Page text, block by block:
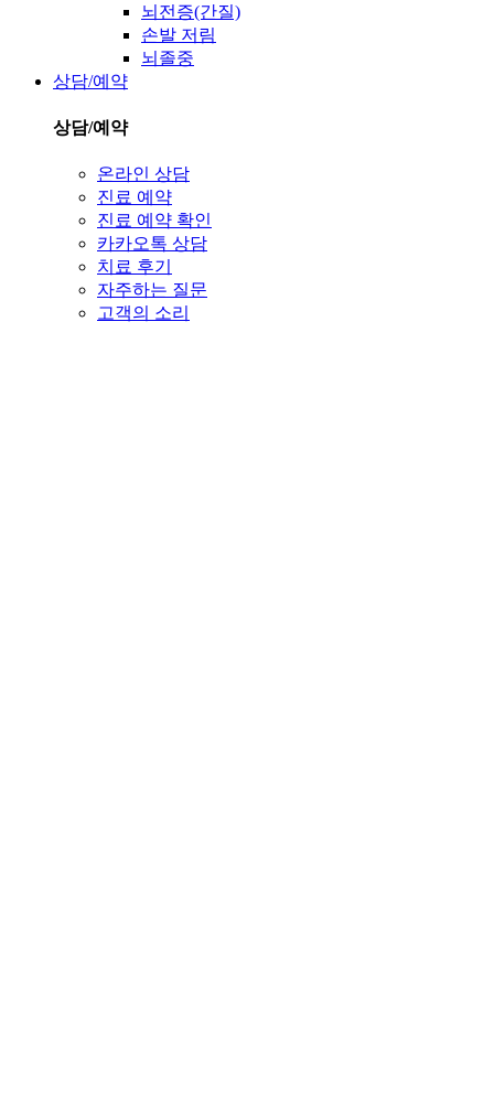
뇌전증(간질)
손발 저림
뇌졸중
상담/예약
상담/예약
온라인 상담
진료 예약
진료 예약 확인
카카오톡 상담
치료 후기
자주하는 질문
고객의 소리